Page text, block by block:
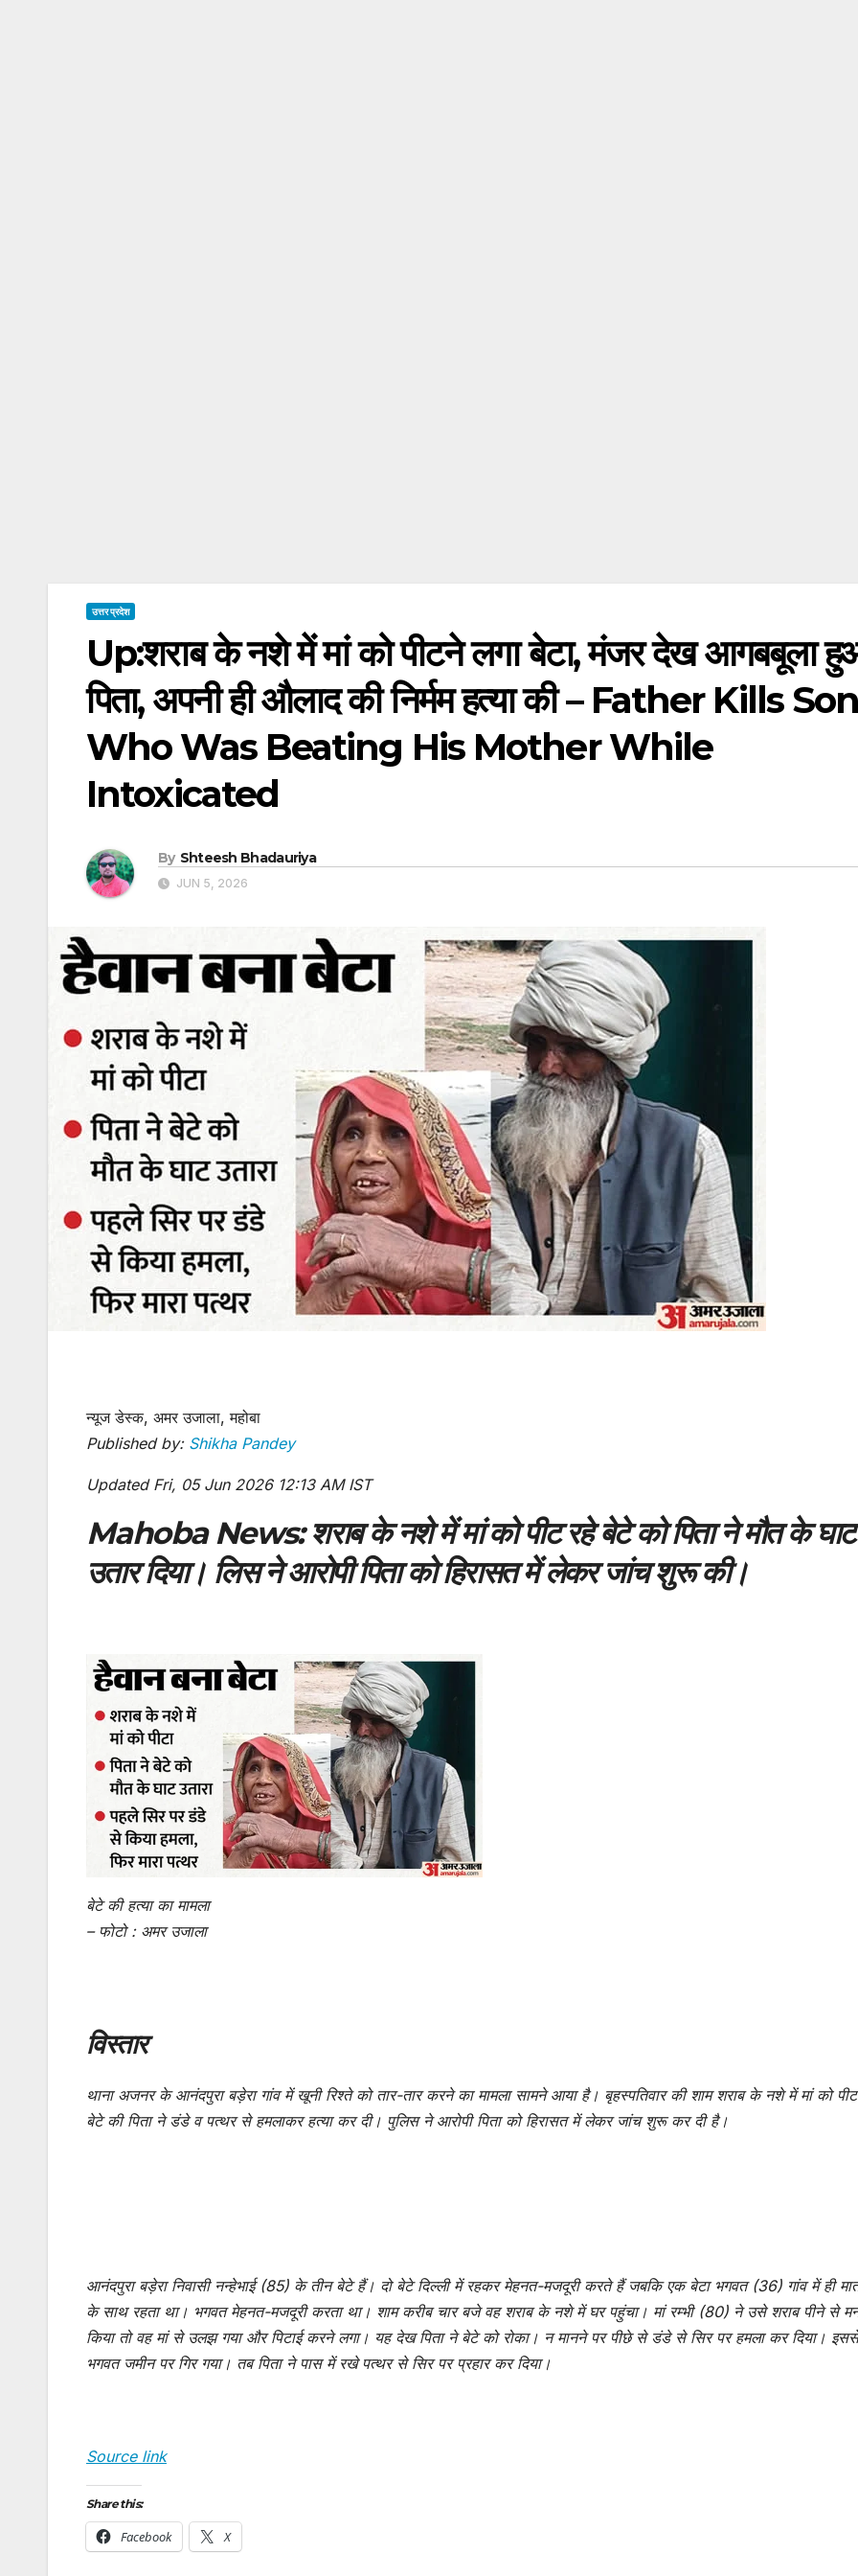
उत्तर प्रदेश
Up:शराब के नशे में मां को पीटने लगा बेटा, मंजर देख आगबबूला
पिता, अपनी ही औलाद की निर्मम हत्या की – Father Kills
Who Was Beating His Mother While
Intoxicated
By Shteesh Bhadauriya
JUN 5, 2026
न्यूज डेस्क, अमर उजाला, महोबा
Published by: Shikha Pandey
Updated Fri, 05 Jun 2026 12:13 AM IST
Mahoba News:शराब के नशे में मां को पीट रहे बेटे को पिता ने मौत के घाट
उतार दिया। लिस ने आरोपी पिता को हिरासत में लेकर जांच शुरू की।
बेटे की हत्या का मामला
– फोटो : अमर उजाला
विस्तार
थाना अजनर के आनंदपुरा बड़ेरा गांव में खूनी रिश्ते को तार-तार करने का मामला सामने आया है। बृहस्पतिवार की शाम शराब के नशे में मां को
बेटे की पिता ने डंडे व पत्थर से हमलाकर हत्या कर दी। पुलिस ने आरोपी पिता को हिरासत में लेकर जांच शुरू कर दी है।
आनंदपुरा बड़ेरा निवासी नन्हेभाई (85) के तीन बेटे हैं। दो बेटे दिल्ली में रहकर मेहनत-मजदूरी करते हैं जबकि एक बेटा भगवत (36) गांव में ही
के साथ रहता था। भगवत मेहनत-मजदूरी करता था। शाम करीब चार बजे वह शराब के नशे में घर पहुंचा। मां रम्भी (80) ने उसे शराब पीने से
किया तो वह मां से उलझ गया और पिटाई करने लगा। यह देख पिता ने बेटे को रोका। न मानने पर पीछे से डंडे से सिर पर हमला कर दिया। इससे
भगवत जमीन पर गिर गया। तब पिता ने पास में रखे पत्थर से सिर पर प्रहार कर दिया।
Source link
Share this:
Facebook X